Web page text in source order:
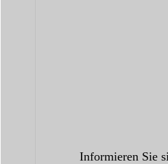
Informieren Sie